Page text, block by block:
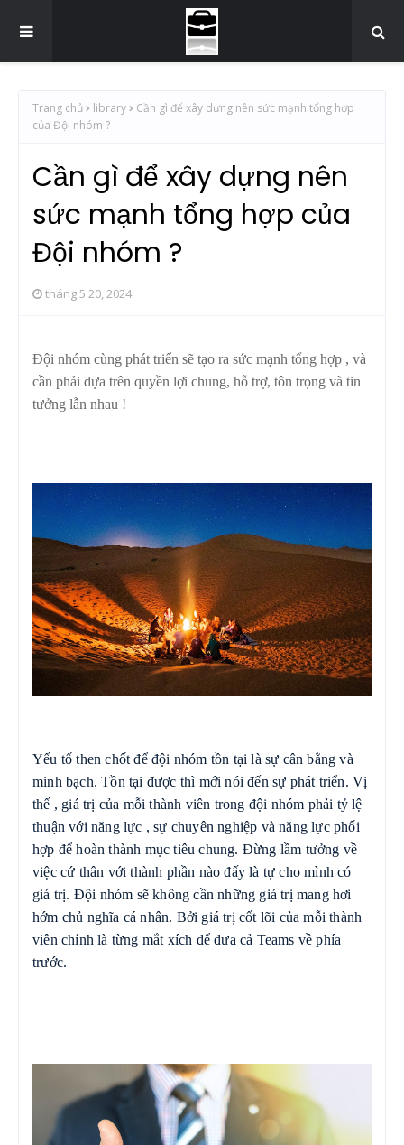
Trang chủ library
Cần gì để xây dựng nên sức mạnh tổng hợp
của Đội nhóm ?
Cần gì để xây dựng nên
sức mạnh tổng hợp của
Đội nhóm ?
tháng 5 20, 2024
Đội nhóm cùng phát triển sẽ tạo ra sức mạnh tổng hợp , và
cần phải dựa trên quyền lợi chung, hỗ trợ, tôn trọng và tin
tưởng lẫn nhau !
Yếu tố then chốt để đội nhóm tồn tại là sự cân bằng và
minh bạch. Tồn tại được thì mới nói đến sự phát triển. Vị
thế , giá trị của mỗi thành viên trong đội nhóm phải tỷ lệ
thuận với năng lực , sự chuyên nghiệp và năng lực phối
hợp để hoàn thành mục tiêu chung. Đừng lầm tưởng về
việc cứ thân với thành phần nào đấy là tự cho mình có
giá trị. Đội nhóm sẽ không cần những giá trị mang hơi
hớm chủ nghĩa cá nhân. Bởi giá trị cốt lõi của mỗi thành
viên chính là từng mắt xích để đưa cả Teams về phía
trước.